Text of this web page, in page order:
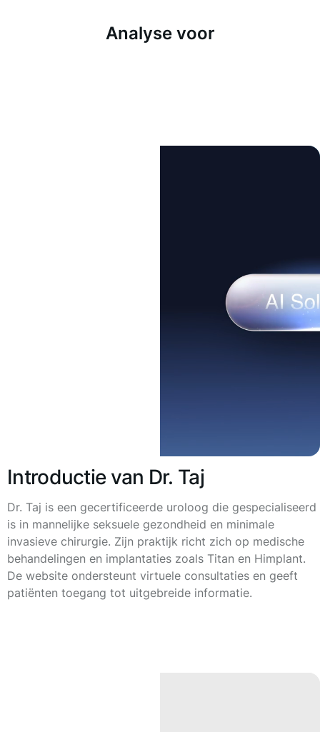
Analyse voor
Introductie van Dr. Taj
Dr. Taj is een gecertificeerde uroloog die gespecialiseerd
is in mannelijke seksuele gezondheid en minimale
invasieve chirurgie. Zijn praktijk richt zich op medische
behandelingen en implantaties zoals Titan en Himplant.
De website ondersteunt virtuele consultaties en geeft
patiënten toegang tot uitgebreide informatie.